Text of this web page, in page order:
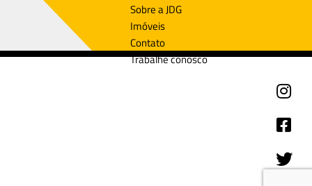
Sobre a JDG
Imóveis
Contato
Trabalhe conosco